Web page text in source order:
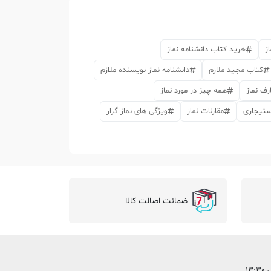
خرید کتاب دانشنامه نماز
کتاب مجید ملازم
دانشنامه نماز نویسنده ملازم
نماز
همه چیز در مورد نماز
مقارنات نماز
ویژگی های نماز گزار
ضمانت اصالت کالا